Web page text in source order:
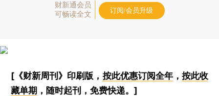
财新通会员
可畅读全文
订阅/会员升级
[《财新周刊》印刷版， 按此优惠订阅全年， 按此收
藏单期 ，随时起刊，免费快递。]